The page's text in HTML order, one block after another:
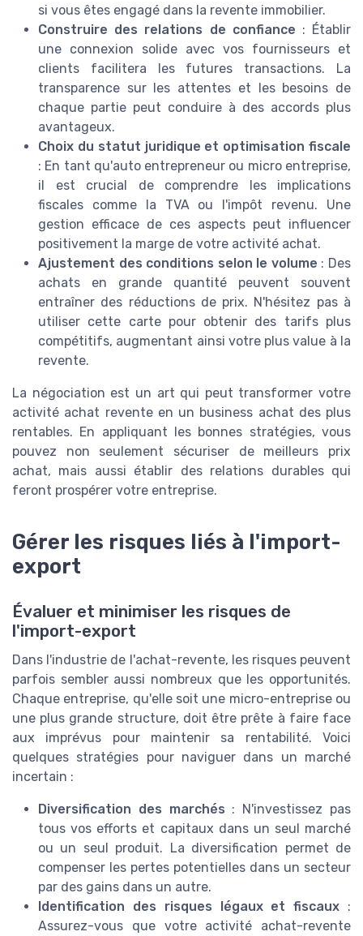
si vous êtes engagé dans la revente immobilier.
Construire des relations de confiance : Établir
une connexion solide avec vos fournisseurs et
clients facilitera les futures transactions. La
transparence sur les attentes et les besoins de
chaque partie peut conduire à des accords plus
avantageux.
Choix du statut juridique et optimisation fiscale
: En tant qu'auto entrepreneur ou micro entreprise,
il est crucial de comprendre les implications
fiscales comme la TVA ou l'impôt revenu. Une
gestion efficace de ces aspects peut influencer
positivement la marge de votre activité achat.
Ajustement des conditions selon le volume : Des
achats en grande quantité peuvent souvent
entraîner des réductions de prix. N'hésitez pas à
utiliser cette carte pour obtenir des tarifs plus
compétitifs, augmentant ainsi votre plus value à la
revente.
La négociation est un art qui peut transformer votre
activité achat revente en un business achat des plus
rentables. En appliquant les bonnes stratégies, vous
pouvez non seulement sécuriser de meilleurs prix
achat, mais aussi établir des relations durables qui
feront prospérer votre entreprise.
Gérer les risques liés à l'import-
export
Évaluer et minimiser les risques de
l'import-export
Dans l'industrie de l'achat-revente, les risques peuvent
parfois sembler aussi nombreux que les opportunités.
Chaque entreprise, qu'elle soit une micro-entreprise ou
une plus grande structure, doit être prête à faire face
aux imprévus pour maintenir sa rentabilité. Voici
quelques stratégies pour naviguer dans un marché
incertain :
Diversification des marchés : N'investissez pas
tous vos efforts et capitaux dans un seul marché
ou un seul produit. La diversification permet de
compenser les pertes potentielles dans un secteur
par des gains dans un autre.
Identification des risques légaux et fiscaux :
Assurez-vous que votre activité achat-revente